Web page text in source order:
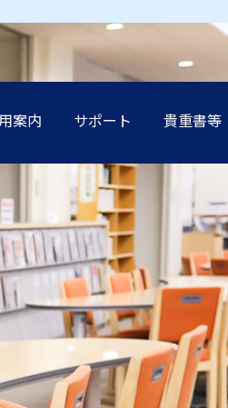
へ 卒業生の方へ 学生保証人
企業・メディア関係の方へ
案内
へ 卒業生の方へ 学生保証人
企業・メディア関係の方へ
サポート
へ 卒業生の方へ 学生保証人
企業・メディア関係の方へ
貴重書等
へ 卒業生の方へ 学生保証人
企業・メディア関係の方へ
へ 卒業生の方へ 学生保証人
企業・メディア関係の方へ